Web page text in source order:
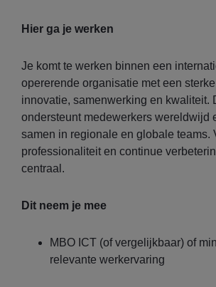
Hier ga je werken
Je komt te werken binnen een
opererende organisatie met een
innovatie, samenwerking en kwaliteit.
ondersteunt medewerkers wereldwijd
samen in regionale en globale teams.
professionaliteit en continue
centraal.
Dit neem je mee
MBO ICT (of vergelijkbaar) of
relevante werkervaring